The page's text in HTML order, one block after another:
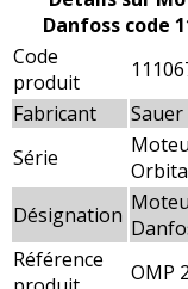
Danfoss code
Code
produit
Fabricant
Série
Désignation
Référence
OMP